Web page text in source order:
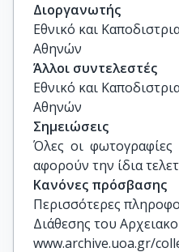
Διοργανωτής
Εθνικό και
Αθηνών
Άλλοι συντελεστές
Εθνικό και
Αθηνών
Σημειώσεις
Όλες οι
αφορούν την ίδια
Κανόνες πρόσβασης
Περισσότερες
Διάθεσης του
www.archive.uoa.gr/